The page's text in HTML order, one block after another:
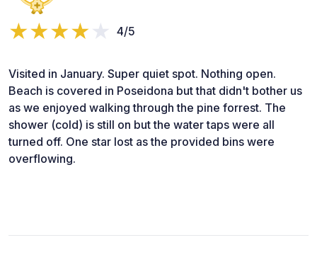
4/5
Visited in January. Super quiet spot. Nothing open.
Beach is covered in Poseidona but that didn't bother us
as we enjoyed walking through the pine forrest. The
shower (cold) is still on but the water taps were all
turned off. One star lost as the provided bins were
overflowing.